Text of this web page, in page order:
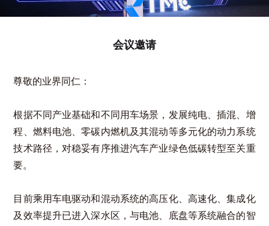
会议邀请
尊敬的业界同仁：
根据不同产业基础和不同用车场景，发展纯电、插混、增
程、燃料电池、零碳内燃机及其混动等多元化的动力系统
技术路径，对稳妥有序推进汽车产业绿色低碳转型至关重
要。
目前乘用车电驱动和混动系统的高压化、高速化、集成化
及效率提升已进入深水区，与电池、底盘等系统融合的智